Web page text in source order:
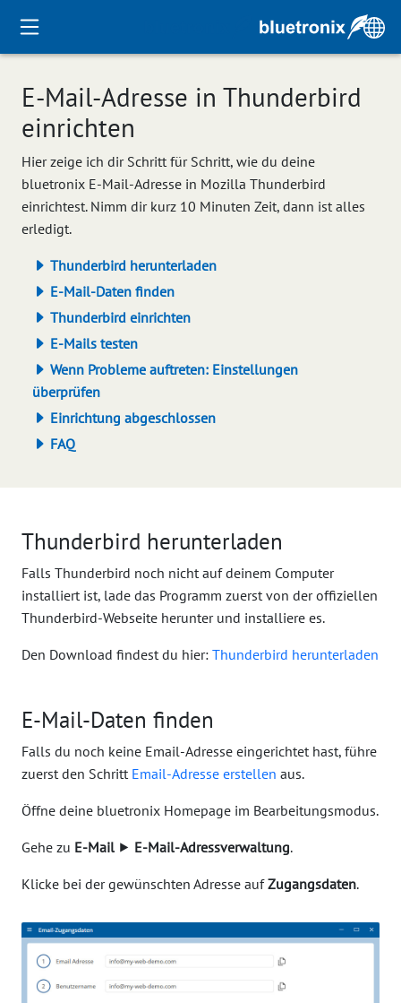
E‑Mail‑Adresse in Thunderbird
einrichten
Hier zeige ich dir Schritt für Schritt, wie du deine
bluetronix E‑Mail‑Adresse in Mozilla Thunderbird
einrichtest. Nimm dir kurz 10 Minuten Zeit, dann ist alles
erledigt.
Thunderbird herunterladen
E-Mail-Daten finden
Thunderbird einrichten
E-Mails testen
Wenn Probleme auftreten: Einstellungen
überprüfen
Einrichtung abgeschlossen
FAQ
Thunderbird herunterladen
Falls Thunderbird noch nicht auf deinem Computer
installiert ist, lade das Programm zuerst von der offiziellen
Thunderbird-Webseite herunter und installiere es.
Den Download findest du hier: Thunderbird herunterladen
E-Mail-Daten finden
Falls du noch keine Email-Adresse eingerichtet hast, führe
zuerst den Schritt Email-Adresse erstellen aus.
Öffne deine bluetronix Homepage im Bearbeitungsmodus.
Gehe zu E-Mail⯈ E-Mail-Adressverwaltung.
Klicke bei der gewünschten Adresse aufZugangsdaten.